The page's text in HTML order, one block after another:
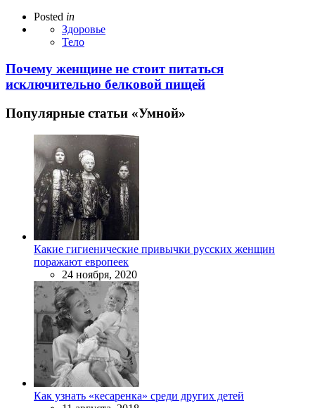
Posted in
Здоровье
Тело
Почему женщине не стоит питаться
исключительно белковой пищей
Популярные статьи «Умной»
Какие гигиенические привычки русских женщин
поражают европеек
24 ноября, 2020
Как узнать «кесаренка» среди других детей